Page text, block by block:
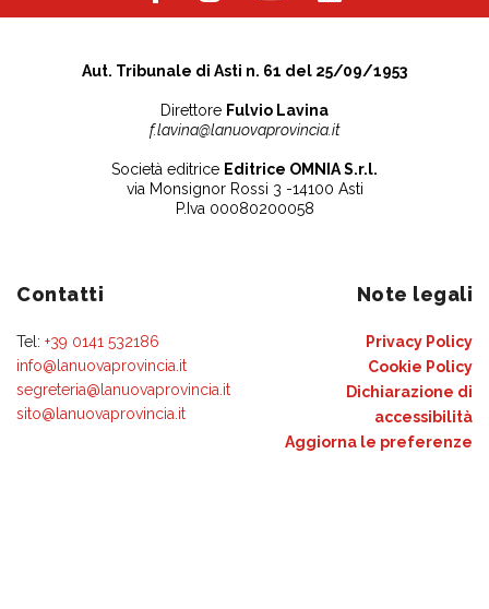
Aut. Tribunale di Asti n. 61 del 25/09/1953
Direttore Fulvio Lavina
f.lavina@lanuovaprovincia.it
Società editrice Editrice OMNIA S.r.l.
via Monsignor Rossi 3 -14100 Asti
P.Iva 00080200058
Contatti
Tel: +39 0141 532186
info@lanuovaprovincia.it
segreteria@lanuovaprovincia.it
sito@lanuovaprovincia.it
Note legali
Privacy Policy
Cookie Policy
Dichiarazione di
accessibilità
Aggiorna le preferenze